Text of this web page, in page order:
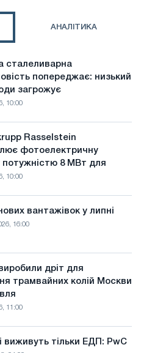
АНАЛІТИКА
сталеливарна
попереджає: низький
загрожує
10:00
Rasselstein
фотоелектричну
потужністю 8 МВт для
10:00
вантажівок у липні
16:00
дріт для
трамвайних колій Москви
11:00
виживуть тільки ЕДП: PwC